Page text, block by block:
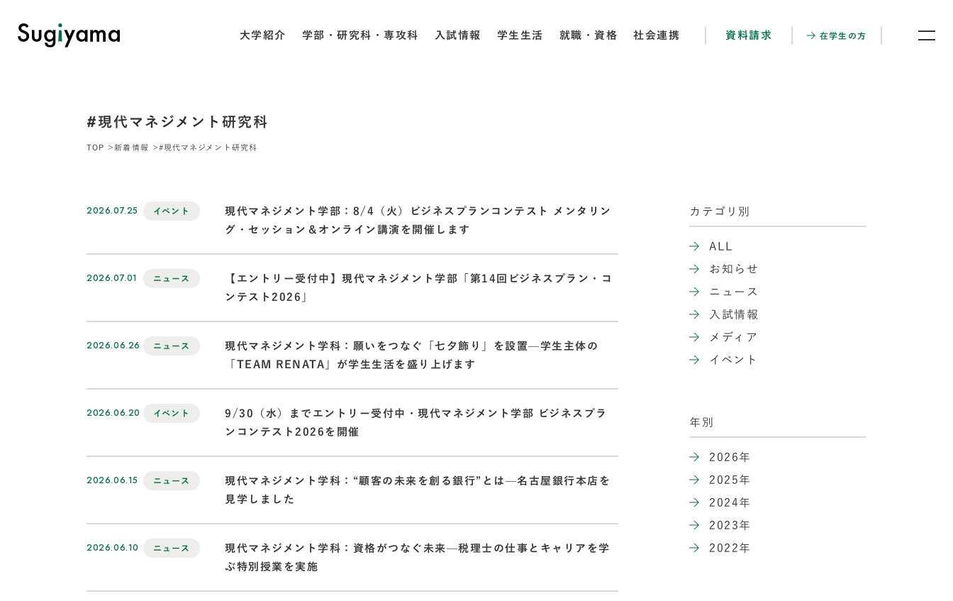
大学紹介 学部・研究科・専攻科 入試情報 学生生活 就職・資格 社会連携 資料請求 在学生の方
#現代マネジメント研究科
TOP 新着情報 #現代マネジメント研究科
2026.07.25 イベント
現代マネジメント学部：8/4（火）ビジネスプランコンテスト メンタリン
グ・セッション＆オンライン講演を開催します
2026.07.01 ニュース
【エントリー受付中】現代マネジメント学部「第14回ビジネスプラン・コ
ンテスト2026」
2026.06.26 ニュース
現代マネジメント学科：願いをつなぐ「七夕飾り」を設置—学生主体の
「TEAM RENATA」が学生生活を盛り上げます
2026.06.20 イベント
9/30（水）までエントリー受付中・現代マネジメント学部 ビジネスプラ
ンコンテスト2026を開催
2026.06.15 ニュース
現代マネジメント学科：“顧客の未来を創る銀行”とは—名古屋銀行本店を
見学しました
2026.06.10 ニュース
現代マネジメント学科：資格がつなぐ未来—税理士の仕事とキャリアを学
ぶ特別授業を実施
カテゴリ別
ALL
お知らせ
ニュース
入試情報
メディア
イベント
年別
2026年
2025年
2024年
2023年
2022年